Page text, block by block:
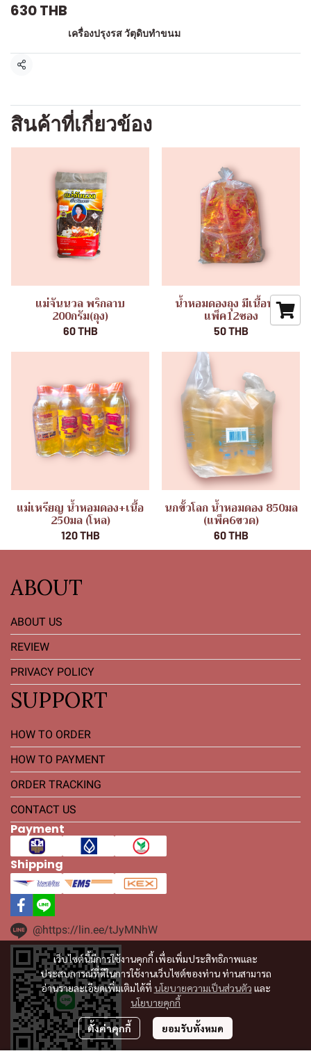
630 THB
เครื่องปรุงรส วัตุดิบทำขนม
แชร์
สินค้าที่เกี่ยวข้อง
แม่จันนวล พริกลาบ
200กรัม(ถุง)
60 THB
น้ำหอมดองถุง มีเนื้อหอม
แพ็ค12ซอง
50 THB
แม่เหรียญ น้ำหอมดอง+เนื้อ
250มล (โหล)
120 THB
นกขั้วโลก น้ำหอมดอง 850มล
(แพ็ค6ขวด)
60 THB
เว็บไซต์นี้มีการใช้งานคุกกี้ เพื่อเพิ่มประสิทธิภาพและ
ประสบการณ์ที่ดีในการใช้งานเว็บไซต์ของท่าน ท่านสามารถ
อ่านรายละเอียดเพิ่มเติมได้ที่ นโยบายความเป็นส่วนตัว และ
นโยบายคุกกี้
ตั้งค่าคุกกี้ ยอมรับทั้งหมด
ABOUT
ABOUT US
REVIEW
PRIVACY POLICY
SUPPORT
HOW TO ORDER
HOW TO PAYMENT
ORDER TRACKING
CONTACT US
Payment
Shipping
@https://lin.ee/tJyMNhW